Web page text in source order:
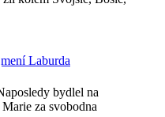
Laburda
bydlel na
za svobodna